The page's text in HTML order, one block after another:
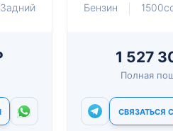
Задний Бензин
1 527
Полная
СВЯЗАТЬСЯ